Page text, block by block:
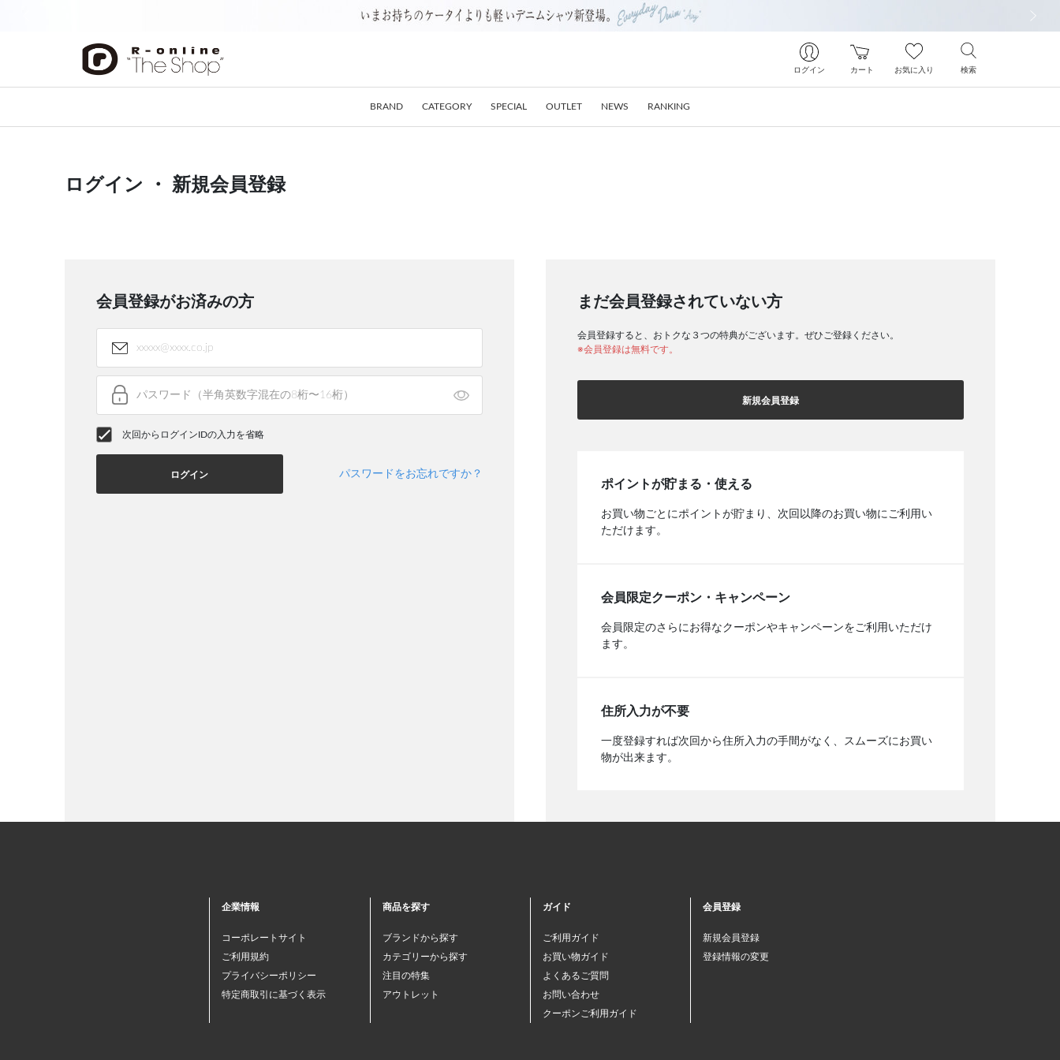
ログイン カート お気に入り 検索
BRAND CATEGORY SPECIAL OUTLET NEWS RANKING
ログイン ・ 新規会員登録
会員登録がお済みの方
次回からログインIDの入力を省略
ログイン パスワードをお忘れですか？
まだ会員登録されていない方
会員登録すると、おトクな３つの特典がございます。ぜひご登録ください。
※会員登録は無料です。
新規会員登録
ポイントが貯まる・使える
お買い物ごとにポイントが貯まり、次回以降のお買い物にご利用い
ただけます。
会員限定クーポン・キャンペーン
会員限定のさらにお得なクーポンやキャンペーンをご利用いただけ
ます。
住所入力が不要
一度登録すれば次回から住所入力の手間がなく、スムーズにお買い
物が出来ます。
企業情報
コーポレートサイト
ご利用規約
プライバシーポリシー
特定商取引に基づく表示
商品を探す
ブランドから探す
カテゴリーから探す
注目の特集
アウトレット
ガイド
ご利用ガイド
お買い物ガイド
よくあるご質問
お問い合わせ
クーポンご利用ガイド
会員登録
新規会員登録
登録情報の変更